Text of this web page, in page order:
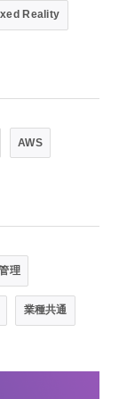
Reality
AWS
理
業種共通